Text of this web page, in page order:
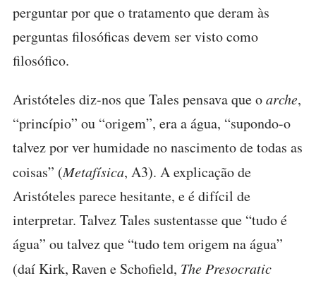
perguntar por que o tratamento que deram às
perguntas filosóficas devem ser visto como
filosófico.
Aristóteles diz-nos que Tales pensava que oarche,
“princípio” ou “origem”, era a água, “supondo-o
talvez por ver humidade no nascimento de todas as
coisas” (Metafísica, A3). A explicação de
Aristóteles parece hesitante, e é difícil de
interpretar. Talvez Tales sustentasse que “tudo é
água” ou talvez que “tudo tem origem na água”
(daí Kirk, Raven e Schofield, The Presocratic